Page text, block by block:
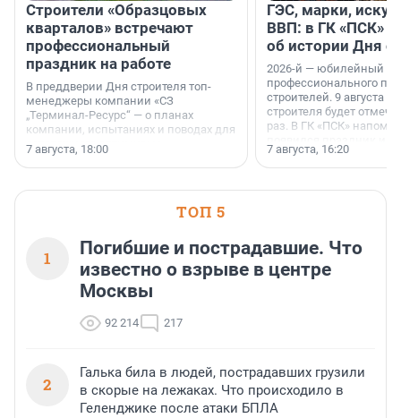
Строители «Образцовых
кварталов» встречают
профессиональный
праздник на работе
В преддверии Дня строителя топ-
менеджеры компании «СЗ
„Терминал-Ресурс“ — о планах
компании, испытаниях и поводах для
осторожного оптимизма.
7 августа, 18:00
ГЭС, марки,
ВВП: в ГК «ПСК»
об истории Дня
2026-й — юбилейный
профессионального
строителей. 9 августа
строителя будет
раз. В ГК «ПСК»
поменялась роль
7 августа, 16:20
ТОП 5
1
Погибшие и пострадавшие. Что
известно о взрыве в центре
Москвы
92 214 217
2
Галька била в людей, пострадавших грузили
в скорые на лежаках. Что происходило в
Геленджике после атаки БПЛА